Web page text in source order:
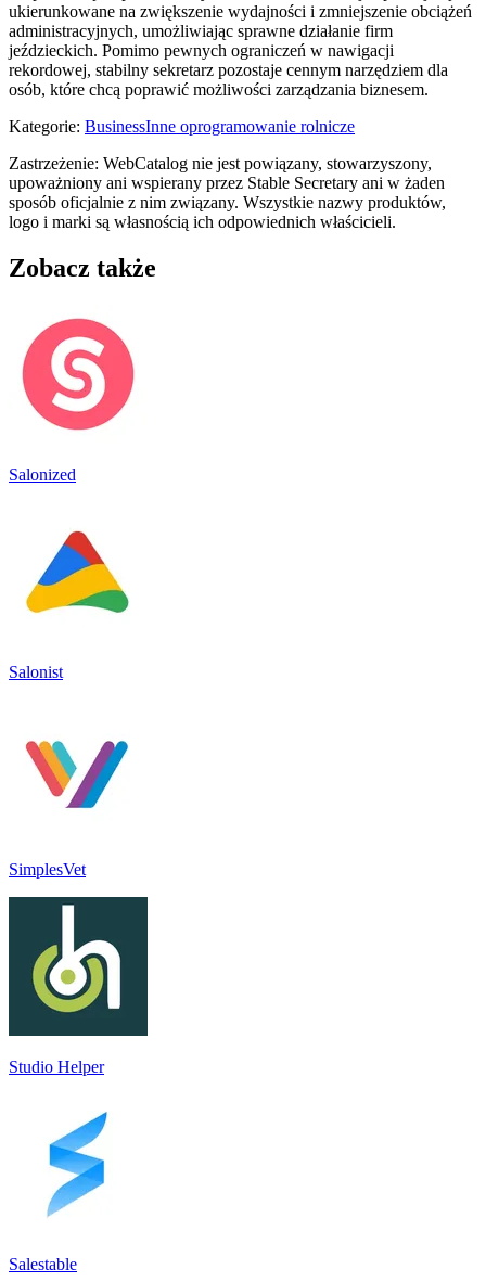
ukierunkowane na zwiększenie wydajności i zmniejszenie obciążeń
administracyjnych, umożliwiając sprawne działanie firm
jeździeckich. Pomimo pewnych ograniczeń w nawigacji
rekordowej, stabilny sekretarz pozostaje cennym narzędziem dla
osób, które chcą poprawić możliwości zarządzania biznesem.
Kategorie: BusinessInne oprogramowanie rolnicze
Zastrzeżenie: WebCatalog nie jest powiązany, stowarzyszony,
upoważniony ani wspierany przez Stable Secretary ani w żaden
sposób oficjalnie z nim związany. Wszystkie nazwy produktów,
logo i marki są własnością ich odpowiednich właścicieli.
Zobacz także
Salonized
Salonist
SimplesVet
Studio Helper
Salestable